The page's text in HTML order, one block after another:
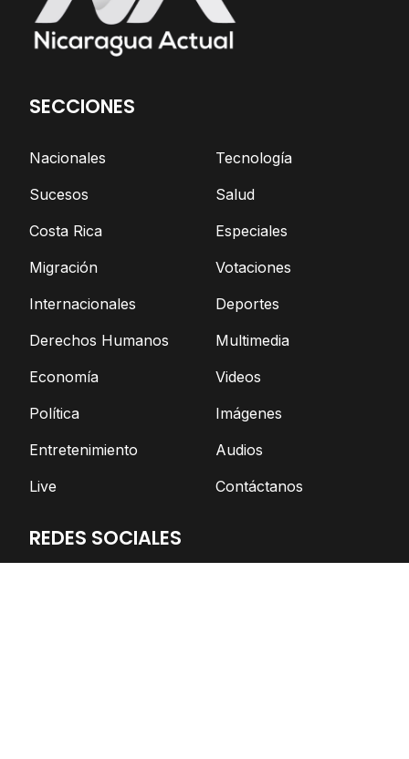
SECCIONES
Nacionales
Sucesos
Costa Rica
Migración
Internacionales
Derechos Humanos
Economía
Política
Entretenimiento
Live
Tecnología
Salud
Especiales
Votaciones
Deportes
Multimedia
Videos
Imágenes
Audios
Contáctanos
REDES SOCIALES